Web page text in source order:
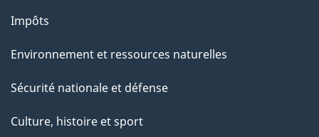
e
Impôts
Environnement et ressources naturelles
Sécurité nationale et défense
Culture, histoire et sport